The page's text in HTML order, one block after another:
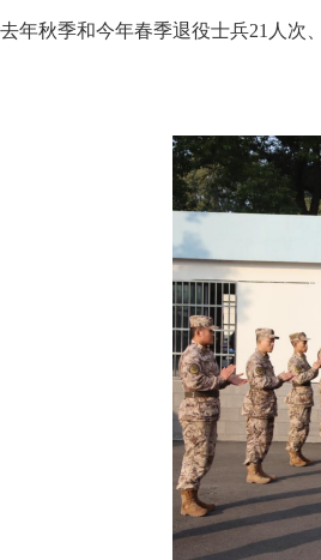
年秋季和今年春季退役士兵21人